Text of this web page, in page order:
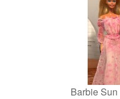
Barbie